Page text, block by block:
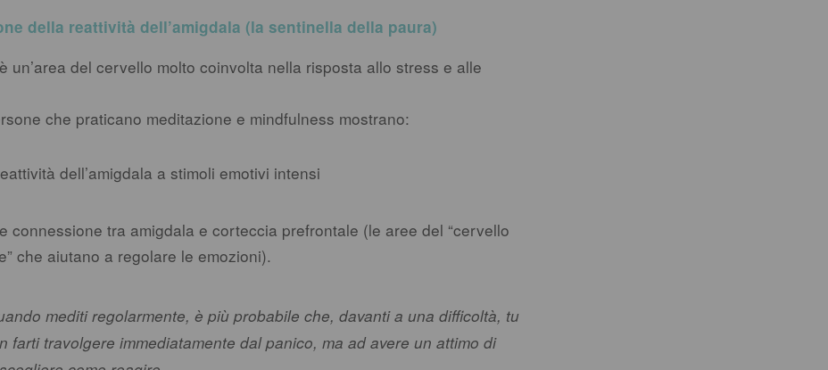
della reattività dell’amigdala (la sentinella della paura)
è un’area del cervello molto coinvolta nella risposta allo stress e alle
che praticano meditazione e mindfulness mostrano:
dell’amigdala a stimoli emotivi intensi
connessione tra amigdala e corteccia prefrontale (le aree del “cervello
che aiutano a regolare le emozioni).
mediti regolarmente, è più probabile che, davanti a una difficoltà, tu
farti travolgere immediatamente dal panico, ma ad avere un attimo di